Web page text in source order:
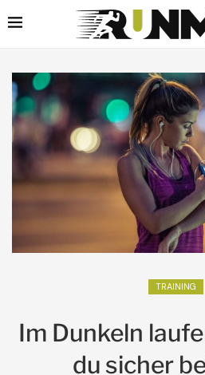
TRAINING
Im Dunkeln
du sicher